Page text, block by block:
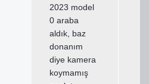
2023 model
0 araba
aldık, baz
donanım
diye kamera
koymamış